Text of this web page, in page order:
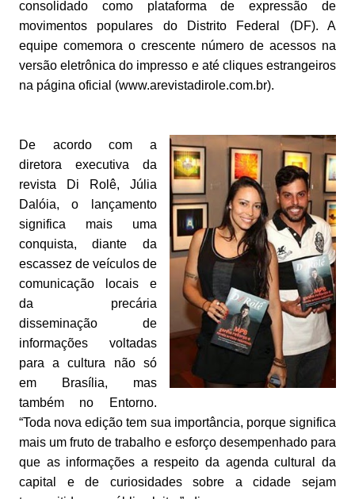
consolidado como plataforma de expressão de
movimentos populares do Distrito Federal (DF). A
equipe comemora o crescente número de acessos na
versão eletrônica do impresso e até cliques estrangeiros
na página oficial (www.arevistadirole.com.br).
De acordo com a
diretora executiva da
revista Di Rolê, Júlia
Dalóia, o lançamento
significa mais uma
conquista, diante da
escassez de veículos de
comunicação locais e
da precária
disseminação de
informações voltadas
para a cultura não só
em Brasília, mas
também no Entorno.
“Toda nova edição tem sua importância, porque significa
mais um fruto de trabalho e esforço desempenhado para
que as informações a respeito da agenda cultural da
capital e de curiosidades sobre a cidade sejam